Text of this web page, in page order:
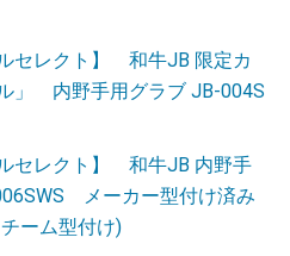
ルセレクト】 和牛JB 限定カ
」 内野手用グラブ JB-004S
ルセレクト】 和牛JB 内野手
メーカー型付け済み
ーム型付け)